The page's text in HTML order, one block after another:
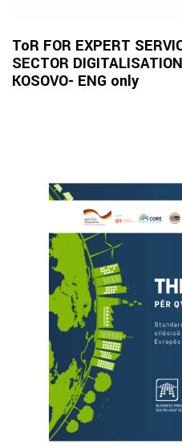
ToR FOR EXPERT
SECTOR
KOSOVO- ENG only